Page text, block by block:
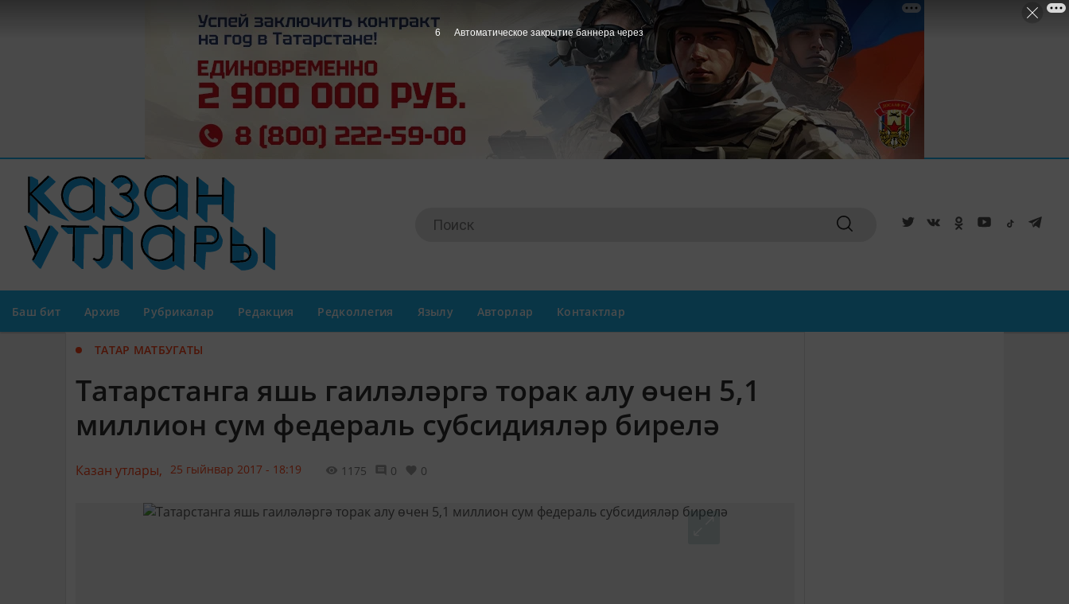
Баш бит Архив Рубрикалар Редакция Редколлегия Язылу Авторлар Контактлар
ТАТАР МАТБУГАТЫ
Татарстанга яшь гаиләләргә торак алу өчен 5,1
миллион сум федераль субсидияләр бирелә
Казан утлары, 25 гыйнвар 2017 - 18:19 1175 0 0
5 Автоматическое закрытие баннера через